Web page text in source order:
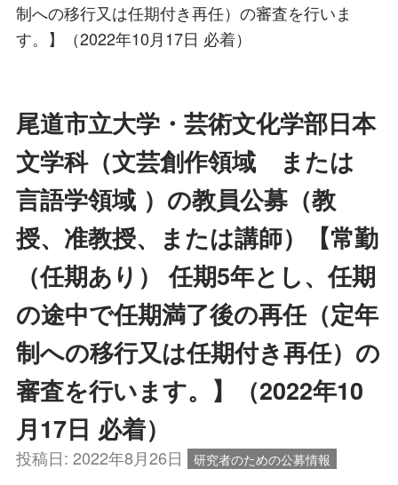
制への移行又は任期付き再任）の審査を行いま
す。】（2022年10月17日 必着）
尾道市立大学・芸術文化学部日本
文学科（文芸創作領域 または
言語学領域 ）の教員公募（教
授、准教授、または講師）【常勤
（任期あり） 任期5年とし、任期
の途中で任期満了後の再任（定年
制への移行又は任期付き再任）の
審査を行います。】（2022年10
月17日 必着）
投稿日: 2022年8月26日 研究者のための公募情報